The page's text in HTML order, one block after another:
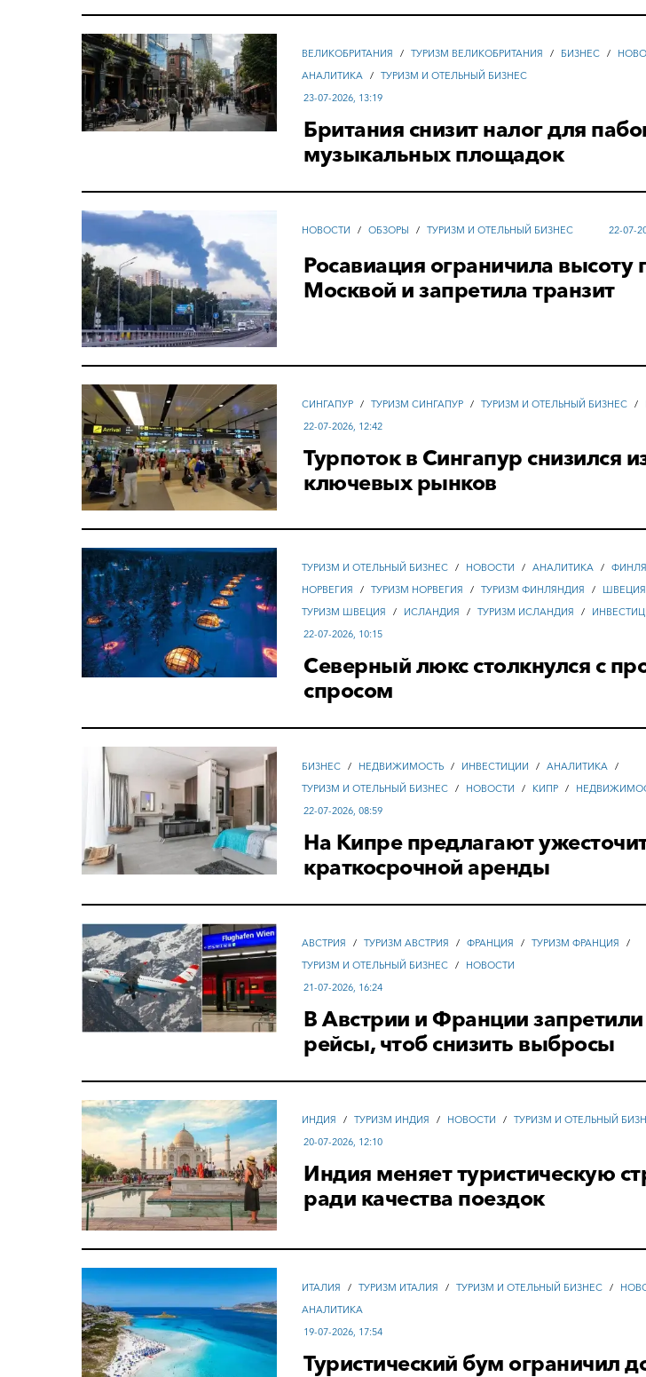
ВЕЛИКОБРИТАНИЯ / ТУРИЗМ ВЕЛИКОБРИТАНИЯ / БИЗНЕС /
АНАЛИТИКА / ТУРИЗМ И ОТЕЛЬНЫЙ БИЗНЕС
23-07-2026, 13:19
Британия снизит налог для
музыкальных площадок
НОВОСТИ / ОБЗОРЫ / ТУРИЗМ И ОТЕЛЬНЫЙ БИЗНЕС 22-07-
Росавиация ограничила высоту
Москвой и запретила транзит
СИНГАПУР / ТУРИЗМ СИНГАПУР / ТУРИЗМ И ОТЕЛЬНЫЙ БИЗНЕС /
22-07-2026, 12:42
Турпоток в Сингапур снизился
ключевых рынков
ТУРИЗМ И ОТЕЛЬНЫЙ БИЗНЕС / НОВОСТИ / АНАЛИТИКА /
НОРВЕГИЯ
/ ТУРИЗМ НОРВЕГИЯ / ТУРИЗМ ФИНЛЯНДИЯ / ШВЕЦИЯ
ТУРИЗМ ШВЕЦИЯ
/ ИСЛАНДИЯ / ТУРИЗМ ИСЛАНДИЯ /
22-07-2026, 10:15
Северный люкс столкнулся с
спросом
БИЗНЕС / НЕДВИЖИМОСТЬ / ИНВЕСТИЦИИ / АНАЛИТИКА
/
ТУРИЗМ И ОТЕЛЬНЫЙ БИЗНЕС / НОВОСТИ / КИПР /
22-07-2026, 08:59
На Кипре предлагают
краткосрочной аренды
АВСТРИЯ / ТУРИЗМ АВСТРИЯ / ФРАНЦИЯ / ТУРИЗМ ФРАНЦИЯ
/
ТУРИЗМ И ОТЕЛЬНЫЙ БИЗНЕС /
НОВОСТИ
21-07-2026, 16:24
В Австрии и Франции
рейсы, чтоб снизить выбросы
ИНДИЯ / ТУРИЗМ ИНДИЯ / НОВОСТИ / ТУРИЗМ И ОТЕЛЬНЫЙ
20-07-2026, 12:10
Индия меняет туристическую
ради качества поездок
ИТАЛИЯ / ТУРИЗМ ИТАЛИЯ / ТУРИЗМ И ОТЕЛЬНЫЙ БИЗНЕС /
АНАЛИТИКА
19-07-2026, 17:54
Туристический бум ограничил